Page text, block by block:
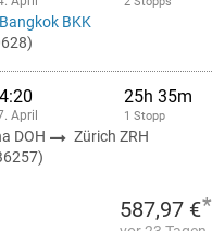
Bangkok BKK
April
25h 35m
1 Stopp
DOH
Zürich ZRH
587,97 €*